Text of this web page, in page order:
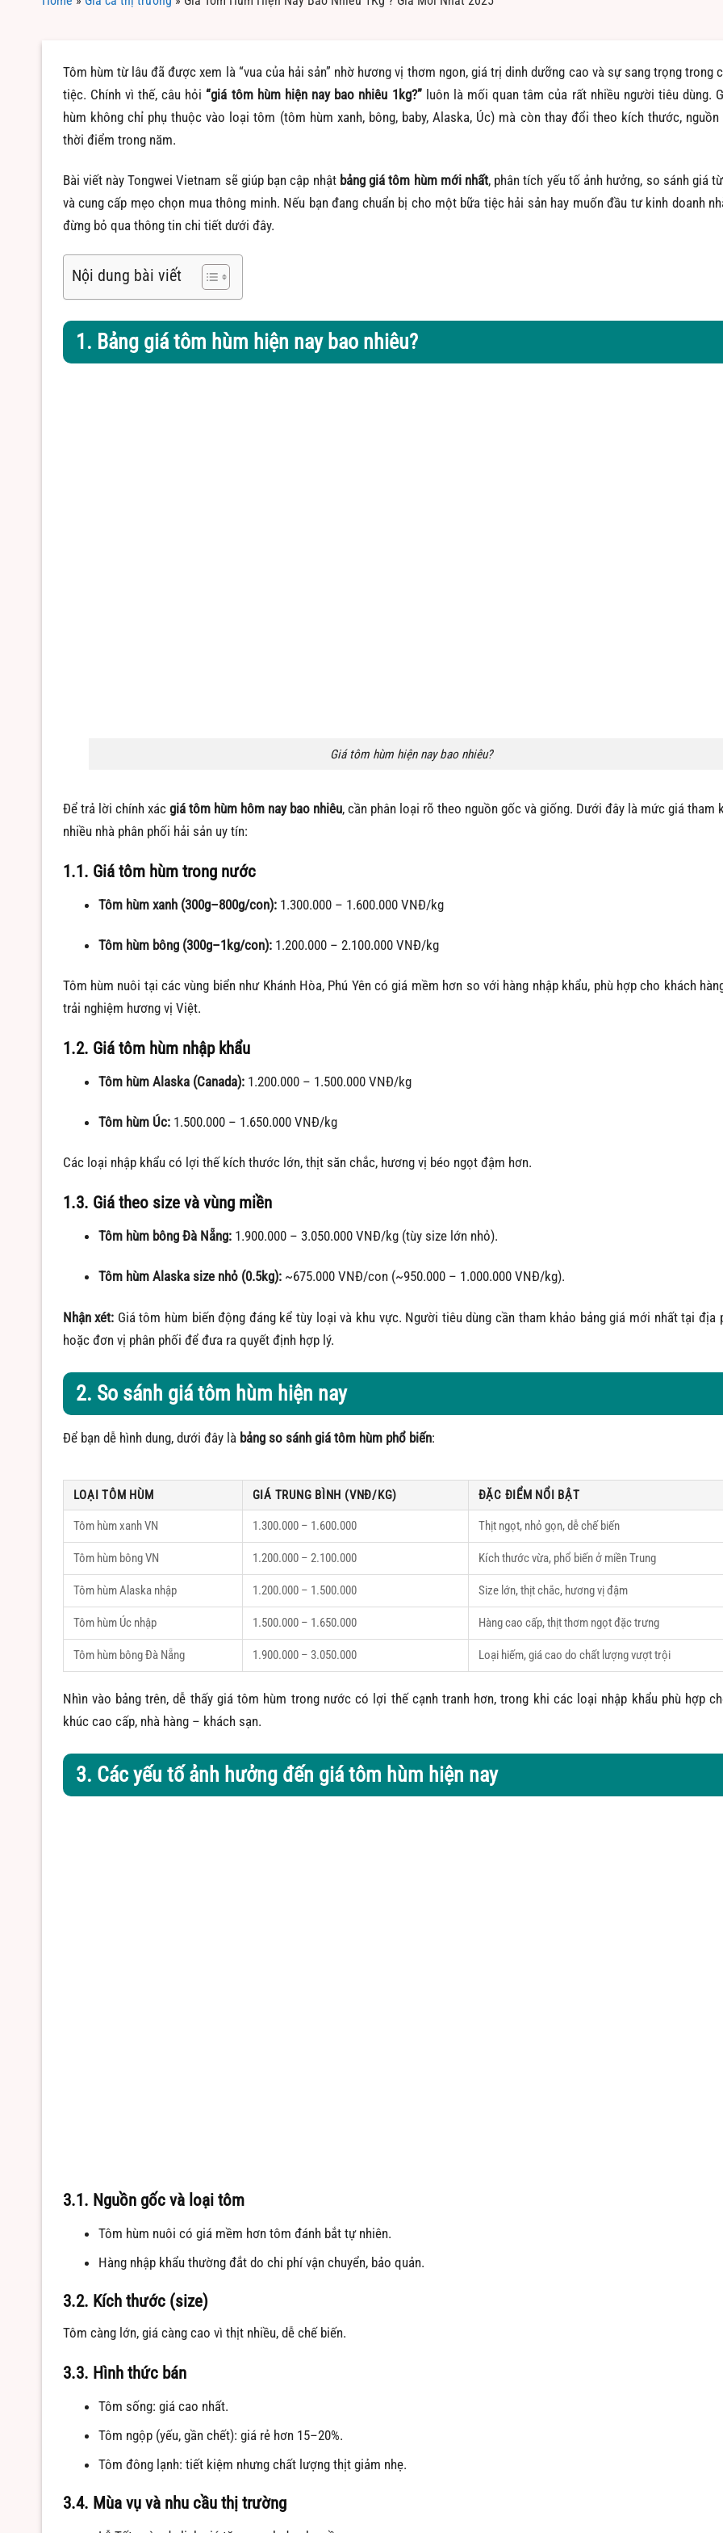
Tôm hùm từ lâu đã được xem là “vua của hải sản” nhờ hương vị thơm ngon, giá trị dinh dưỡng cao và sự sang trọng trong
tiệc. Chính vì thế, câu hỏi “giá tôm hùm hiện nay bao nhiêu 1kg?”luôn là mối quan tâm của rất nhiều người tiêu dùng.
hùm không chỉ phụ thuộc vào loại tôm (tôm hùm xanh, bông, baby, Alaska, Úc) mà còn thay đổi theo kích thước,
thời điểm trong năm.
Bài viết này Tongwei Vietnam sẽ giúp bạn cập nhật bảng giá tôm hùm mới nhất, phân tích yếu tố ảnh hưởng, so sánh giá
và cung cấp mẹo chọn mua thông minh. Nếu bạn đang chuẩn bị cho một bữa tiệc hải sản hay muốn đầu tư kinh doanh
đừng bỏ qua thông tin chi tiết dưới đây.
Nội dung bài viết
1. Bảng giá tôm hùm hiện nay bao nhiêu?
Giá tôm hùm hiện nay bao nhiêu?
Để trả lời chính xác giá tôm hùm hôm nay bao nhiêu, cần phân loại rõ theo nguồn gốc và giống. Dưới đây là mức giá tham
nhiều nhà phân phối hải sản uy tín:
1.1. Giá tôm hùm trong nước
Tôm hùm xanh (300g–800g/con):1.300.000 – 1.600.000 VNĐ/kg
Tôm hùm bông (300g–1kg/con):1.200.000 – 2.100.000 VNĐ/kg
Tôm hùm nuôi tại các vùng biển như Khánh Hòa, Phú Yên có giá mềm hơn so với hàng nhập khẩu, phù hợp cho khách
trải nghiệm hương vị Việt.
1.2. Giá tôm hùm nhập khẩu
Tôm hùm Alaska (Canada):1.200.000 – 1.500.000 VNĐ/kg
Tôm hùm Úc:1.500.000 – 1.650.000 VNĐ/kg
Các loại nhập khẩu có lợi thế kích thước lớn, thịt săn chắc, hương vị béo ngọt đậm hơn.
1.3. Giá theo size và vùng miền
Tôm hùm bông Đà Nẵng:1.900.000 – 3.050.000 VNĐ/kg (tùy size lớn nhỏ).
Tôm hùm Alaska size nhỏ (0.5kg):~675.000 VNĐ/con (~950.000 – 1.000.000 VNĐ/kg).
Nhận xét: Giá tôm hùm biến động đáng kể tùy loại và khu vực. Người tiêu dùng cần tham khảo bảng giá mới nhất tại địa
hoặc đơn vị phân phối để đưa ra quyết định hợp lý.
2. So sánh giá tôm hùm hiện nay
Để bạn dễ hình dung, dưới đây là bảng so sánh giá tôm hùm phổ biến:
LOẠI TÔM HÙM GIÁ TRUNG BÌNH (VNĐ/KG) ĐẶC ĐIỂM NỔI BẬT
Tôm hùm xanh VN 1.300.000 – 1.600.000 Thịt ngọt, nhỏ gọn, dễ chế biến
Tôm hùm bông VN 1.200.000 – 2.100.000 Kích thước vừa, phổ biến ở miền Trung
Tôm hùm Alaska nhập 1.200.000 – 1.500.000 Size lớn, thịt chắc, hương vị đậm
Tôm hùm Úc nhập 1.500.000 – 1.650.000 Hàng cao cấp, thịt thơm ngọt đặc trưng
Tôm hùm bông Đà Nẵng 1.900.000 – 3.050.000 Loại hiếm, giá cao do chất lượng vượt trội
Nhìn vào bảng trên, dễ thấy giá tôm hùm trong nước có lợi thế cạnh tranh hơn, trong khi các loại nhập khẩu phù hợp
khúc cao cấp, nhà hàng – khách sạn.
3. Các yếu tố ảnh hưởng đến giá tôm hùm hiện nay
3.1. Nguồn gốc và loại tôm
Tôm hùm nuôi có giá mềm hơn tôm đánh bắt tự nhiên.
Hàng nhập khẩu thường đắt do chi phí vận chuyển, bảo quản.
3.2. Kích thước (size)
Tôm càng lớn, giá càng cao vì thịt nhiều, dễ chế biến.
3.3. Hình thức bán
Tôm sống: giá cao nhất.
Tôm ngộp (yếu, gần chết): giá rẻ hơn 15–20%.
Tôm đông lạnh: tiết kiệm nhưng chất lượng thịt giảm nhẹ.
3.4. Mùa vụ và nhu cầu thị trường